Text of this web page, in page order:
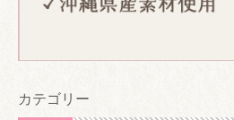
カテゴリー